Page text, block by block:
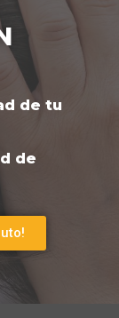
de tu
de